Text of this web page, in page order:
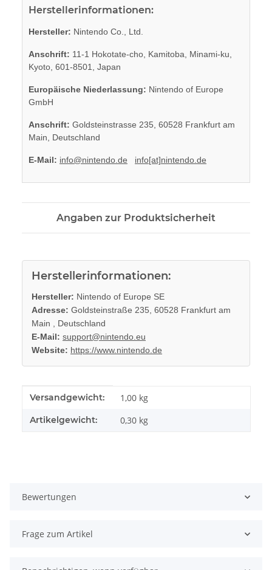
Herstellerinformationen:
Hersteller: Nintendo Co., Ltd.
Anschrift: 11-1 Hokotate-cho, Kamitoba, Minami-ku,
Kyoto, 601-8501, Japan
Europäische Niederlassung: Nintendo of Europe
GmbH
Anschrift: Goldsteinstrasse 235, 60528 Frankfurt am
Main, Deutschland
E-Mail: info@nintendo.de info[at]nintendo.de
Angaben zur Produktsicherheit
Herstellerinformationen:
Hersteller: Nintendo of Europe SE
Adresse: Goldsteinstraße 235, 60528 Frankfurt am
Main , Deutschland
E-Mail: support@nintendo.eu
Website: https://www.nintendo.de
Produkteigenschaft
Wert
Versandgewicht: 1,00 kg
Artikelgewicht: 0,30 kg
Bewertungen
Frage zum Artikel